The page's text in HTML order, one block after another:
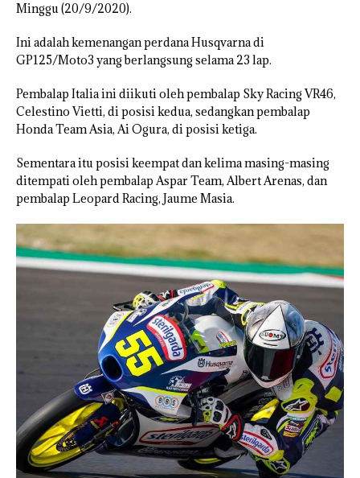
Minggu (20/9/2020).
Ini adalah kemenangan perdana Husqvarna di
GP125/Moto3 yang berlangsung selama 23 lap.
Pembalap Italia ini diikuti oleh pembalap Sky Racing VR46,
Celestino Vietti, di posisi kedua, sedangkan pembalap
Honda Team Asia, Ai Ogura, di posisi ketiga.
Sementara itu posisi keempat dan kelima masing-masing
ditempati oleh pembalap Aspar Team, Albert Arenas, dan
pembalap Leopard Racing, Jaume Masia.